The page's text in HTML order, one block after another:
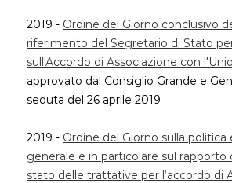
2019 - Ordine del Giorno conclusivo
riferimento del Segretario di Stato
sull'Accordo di Associazione con
approvato dal Consiglio Grande e
seduta del 26 aprile 2019
2019 - Ordine del Giorno sulla politica
generale e in particolare sul rapporto
stato delle trattative per l’accordo di